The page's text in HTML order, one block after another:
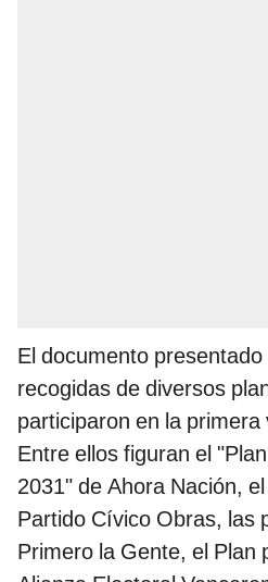
El documento
recogidas de diversos
participaron en la primera
Entre ellos figuran el
2031" de Ahora Nación,
Partido Cívico Obras, las
Primero la Gente, el Plan